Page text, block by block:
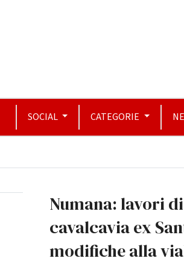
SOCIAL CATEGORIE
Numana: lavori
cavalcavia ex
modifiche alla